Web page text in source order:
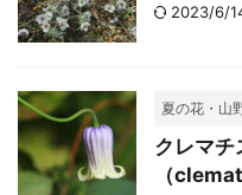
2023/6/
夏の花・山
クレマチ
（